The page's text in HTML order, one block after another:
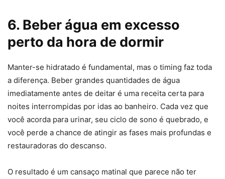
6. Beber água em excesso
perto da hora de dormir
Manter-se hidratado é fundamental, mas o timing faz toda
a diferença. Beber grandes quantidades de água
imediatamente antes de deitar é uma receita certa para
noites interrompidas por idas ao banheiro. Cada vez que
você acorda para urinar, seu ciclo de sono é quebrado, e
você perde a chance de atingir as fases mais profundas e
restauradoras do descanso.
O resultado é um cansaço matinal que parece não ter